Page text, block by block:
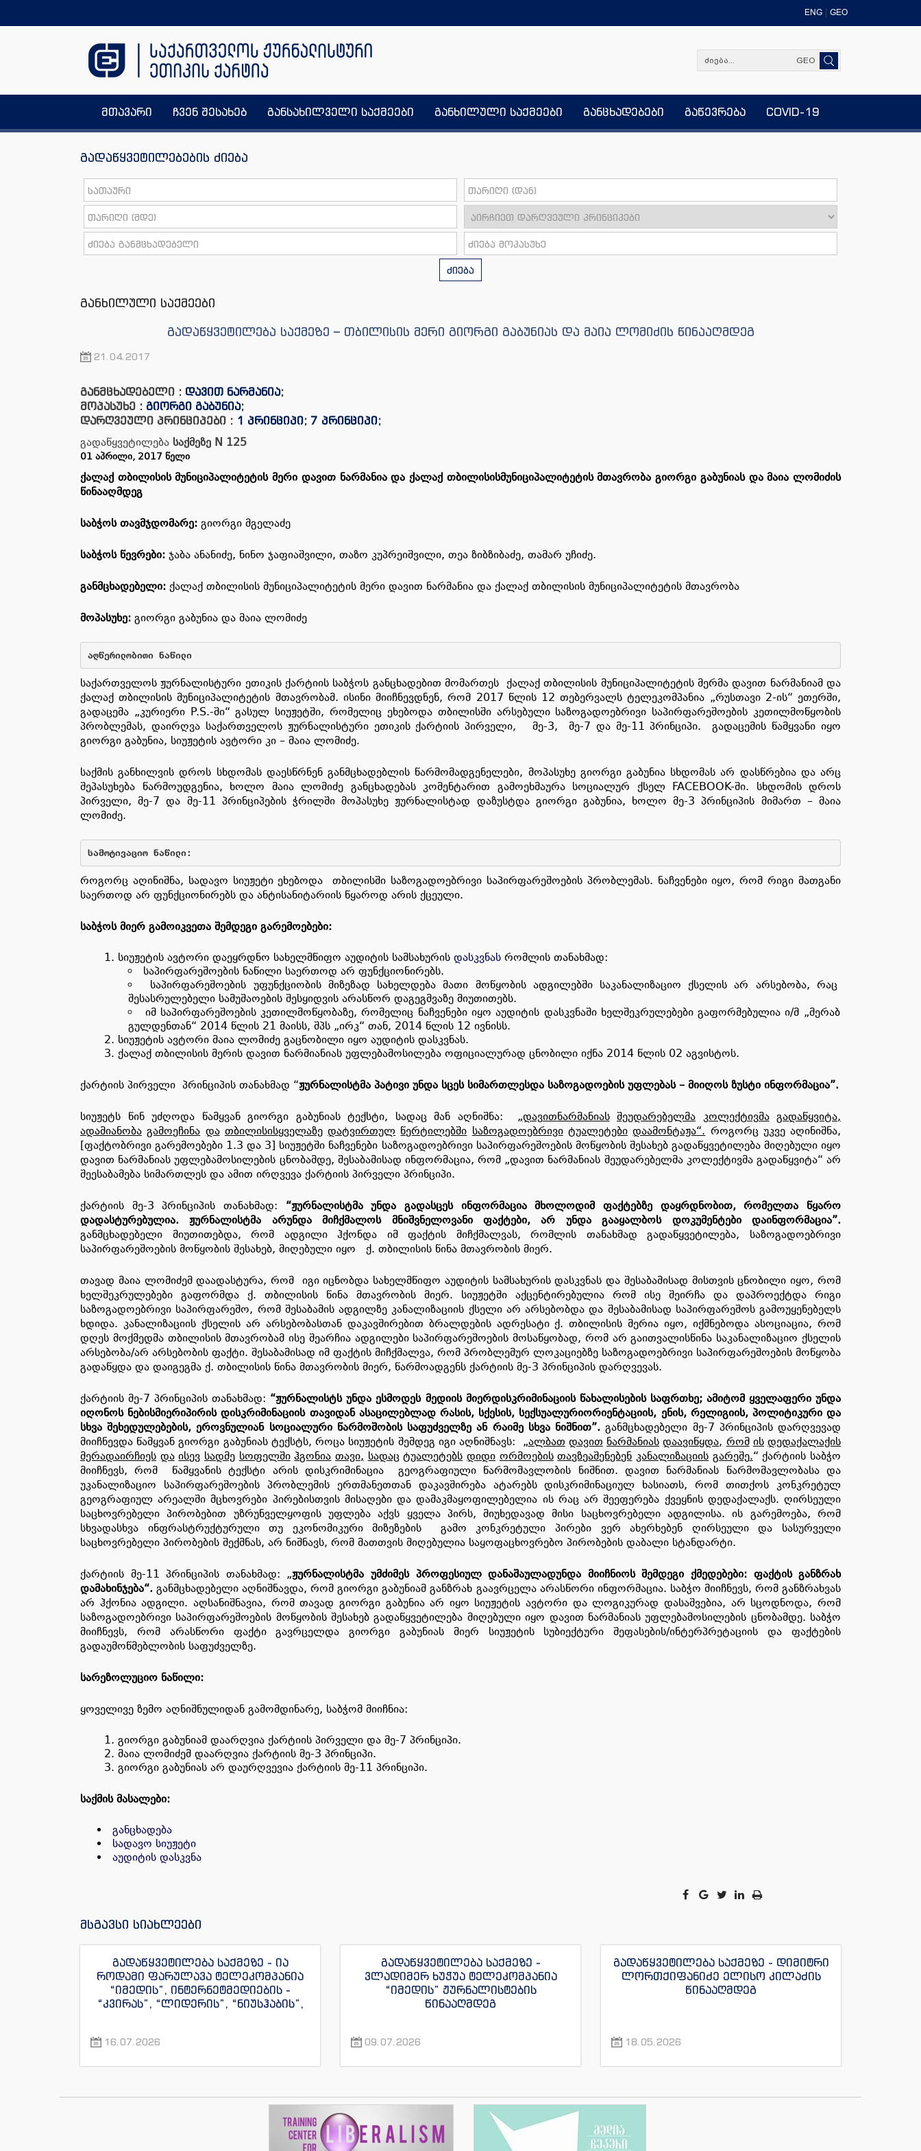
ENG GEO
GEO
მთავარი ჩვენ შესახებ განსახილველი საქმეები განხილული საქმეები განცხადებები გაწევრება COVID-19
გადაწყვეტილებების ძიება
ძიება
განხილული საქმეები
გადაწყვეტილება საქმეზე – თბილისის მერი გიორგი გაბუნიას და მაია ლომიძის წინააღმდეგ
21.04.2017
განმცხადებელი : დავით ნარმანია;
მოპასუხე : გიორგი გაბუნია;
დარღვეული პრინციპები : 1 პრინციპი; 7 პრინციპი;
გადაწყვეტილება საქმეზე N 125
01 ᲐᲞᲠᲘᲚᲘ, 2017 ᲬᲔᲚᲘ
ქალაქ თბილისის მუნიციპალიტეტის მერი დავით ნარმანია და ქალაქ თბილისისმუნიციპალიტეტის მთავრობა გიორგი გაბუნიას და მაია ლომიძის
წინააღმდეგ
საბჭოს თავმჯდომარე: გიორგი მგელაძე
საბჭოს წევრები: ჯაბა ანანიძე, ნინო ჯაფიაშვილი, თაზო კუპრეიშვილი, თეა ზიბზიბაძე, თამარ უჩიძე.
განმცხადებელი: ქალაქ თბილისის მუნიციპალიტეტის მერი დავით ნარმანია და ქალაქ თბილისის მუნიციპალიტეტის მთავრობა
მოპასუხე: გიორგი გაბუნია და მაია ლომიძე
აღწერილობითი ნაწილი
საქართველოს ჟურნალისტური ეთიკის ქარტიის საბჭოს განცხადებით მომართეს ქალაქ თბილისის მუნიციპალიტეტის მერმა დავით ნარმანიამ და
ქალაქ თბილისის მუნიციპალიტეტის მთავრობამ. ისინი მიიჩნევდნენ, რომ 2017 წლის 12 თებერვალს ტელეკომპანია „რუსთავი 2-ის“ ეთერში,
გადაცემა „კურიერი P.S.-ში“ გასულ სიუჟეტში, რომელიც ეხებოდა თბილისში არსებული საზოგადოებრივი საპირფარეშოების კეთილმოწყობის
პრობლემას, დაირღვა საქართველოს ჟურნალისტური ეთიკის ქარტიის პირველი, მე-3, მე-7 და მე-11 პრინციპი. გადაცემის წამყვანი იყო
გიორგი გაბუნია, სიუჟეტის ავტორი კი – მაია ლომიძე.
საქმის განხილვის დროს სხდომას დაესწრნენ განმცხადებლის წარმომადგენელები, მოპასუხე გიორგი გაბუნია სხდომას არ დასწრებია და არც
შეპასუხება წარმოუდგენია, ხოლო მაია ლომიძე განცხადებას კომენტარით გამოეხმაურა სოციალურ ქსელ FACEBOOK-ში. სხდომის დროს
პირველი, მე-7 და მე-11 პრინციპების ჭრილში მოპასუხე ჟურნალისტად დაზუსტდა გიორგი გაბუნია, ხოლო მე-3 პრინციპის მიმართ – მაია
ლომიძე.
სამოტივაციო ნაწილი:
როგორც აღინიშნა, სადავო სიუჟეტი ეხებოდა თბილისში საზოგადოებრივი საპირფარეშოების პრობლემას. ნაჩვენები იყო, რომ რიგი მათგანი
საერთოდ არ ფუნქციონირებს და ანტისანიტარიის წყაროდ არის ქცეული.
საბჭოს მიერ გამოიკვეთა შემდეგი გარემოებები:
სიუჟეტის ავტორი დაეყრდნო სახელმწიფო აუდიტის სამსახურის დასკვნას რომლის თანახმად:
საპირფარეშოების ნაწილი საერთოდ არ ფუნქციონირებს.
საპირფარეშოების უფუნქციობის მიზეზად სახელდება მათი მოწყობის ადგილებში საკანალიზაციო ქსელის არ არსებობა, რაც
შესასრულებელი სამუშაოების შესყიდვის არასწორ დაგეგმვაზე მიუთითებს.
იმ საპირფარეშოების კეთილმოწყობაზე, რომელიც ნაჩვენები იყო აუდიტის დასკვნაში ხელშეკრულებები გაფორმებულია ი/მ „მერაბ
გულდენთან“ 2014 წლის 21 მაისს, შპს „ირკ“ თან, 2014 წლის 12 ივნისს.
სიუჟეტის ავტორი მაია ლომიძე გაცნობილი იყო აუდიტის დასკვნას.
ქალაქ თბილისის მერის დავით ნარმიანიას უფლებამოსილება ოფიციალურად ცნობილი იქნა 2014 წლის 02 აგვისტოს.
ქარტიის პირველი პრინციპის თანახმად “ჟურნალისტმა პატივი უნდა სცეს სიმართლესდა საზოგადოების უფლებას – მიიღოს ზუსტი ინფორმაცია”.
სიუჟეტს წინ უძღოდა წამყვან გიორგი გაბუნიას ტექსტი, სადაც მან აღნიშნა: „დავითნარმანიას შეუდარებელმა კოლექტივმა გადაწყვიტა,
ადამიანობა გამოეჩინა და თბილისისყველაზე დატვირთულ წერტილებში საზოგადოებრივი ტუალეტები დაამონტაჟა“. როგორც უკვე აღინიშნა,
[ფაქტობრივი გარემოებები 1.3 და 3] სიუჟეტში ნაჩვენები საზოგადოებრივი საპირფარეშოების მოწყობის შესახებ გადაწყვეტილება მიღებული იყო
დავით ნარმანიას უფლებამოსილების ცნობამდე, შესაბამისად ინფორმაცია, რომ „დავით ნარმანიას შეუდარებელმა კოლექტივმა გადაწყვიტა“ არ
შეესაბამება სიმართლეს და ამით ირღვევა ქარტიის პირველი პრინციპი.
ქარტიის მე-3 პრინციპის თანახმად: “ჟურნალისტმა უნდა გადასცეს ინფორმაცია მხოლოდიმ ფაქტებზე დაყრდნობით, რომელთა
წყარო
დადასტურებულია. ჟურნალისტმა არუნდა მიჩქმალოს მნიშვნელოვანი ფაქტები, არ უნდა გააყალბოს დოკუმენტები დაინფორმაცია”.
განმცხადებელი მიუთითებდა, რომ ადგილი ჰქონდა იმ ფაქტის მიჩქმალვას, რომლის თანახმად გადაწყვეტილება, საზოგადოებრივი
საპირფარეშოების მოწყობის შესახებ, მიღებული იყო ქ. თბილისის წინა მთავრობის მიერ.
თავად მაია ლომიძემ დაადასტურა, რომ იგი იცნობდა სახელმწიფო აუდიტის სამსახურის დასკვნას და შესაბამისად მისთვის ცნობილი იყო, რომ
ხელშეკრულებები გაფორმდა ქ. თბილისის წინა მთავრობის მიერ. სიუჟეტში აქცენტირებულია რომ ისე შეირჩა და დაპროექტდა რიგი
საზოგადოებრივი საპირფარეშო, რომ შესაბამის ადგილზე კანალიზაციის ქსელი არ არსებობდა და შესაბამისად საპირფარეშოს გამოუყენებელს
ხდიდა. კანალიზაციის ქსელის არ არსებობასთან დაკავშირებით ბრალდების ადრესატი ქ. თბილისის მერია იყო, იქმნებოდა ასოციაცია, რომ
დღეს მოქმედმა თბილისის მთავრობამ ისე შეარჩია ადგილები საპირფარეშოების მოსაწყობად, რომ არ გაითვალისწინა საკანალიზაციო ქსელის
არსებობა/არ არსებობის ფაქტი. შესაბამისად იმ ფაქტის მიჩქმალვა, რომ პრობლემურ ლოკაციებზე საზოგადოებრივი საპირფარეშოების მოწყობა
გადაწყდა და დაიგეგმა ქ. თბილისის წინა მთავრობის მიერ, წარმოადგენს ქარტიის მე-3 პრინციპის დარღვევას.
ქარტიის მე-7 პრინციპის თანახმად: “ჟურნალისტს უნდა ესმოდეს მედიის მიერდისკრიმინაციის წახალისების საფრთხე; ამიტომ ყველაფერი უნდა
იღონოს ნებისმიერიპირის დისკრიმინაციის თავიდან ასაცილებლად რასის, სქესის, სექსუალურიორიენტაციის, ენის, რელიგიის, პოლიტიკური და
სხვა შეხედულებების, ეროვნულიან სოციალური წარმოშობის საფუძველზე ან რაიმე სხვა ნიშნით”. განმცხადებელი მე-7 პრინციპის დარღვევად
მიიჩნევდა წამყვან გიორგი გაბუნიას ტექსტს, როცა სიუჟეტის შემდეგ იგი აღნიშნავს:
„ალბათ დავით ნარმანიას დაავიწყდა, რომ ის დედაქალაქის
მერადაირჩიეს და ისევ სადმე სოფელში ჰგონია თავი, სადაც ტუალეტებს დიდი ორმოების თავზეაშენებენ კანალიზაციის გარეშე.“ ქარტიის საბჭო
მიიჩნევს, რომ წამყვანის ტექსტი არის დისკრიმინაცია გეოგრაფიული წარმომავლობის ნიშნით. დავით ნარმანიას წარმომავლობასა და
უკანალიზაციო საპირფარეშოების პრობლემის ერთმანეთთან დაკავშირება ატარებს დისკრიმინაციულ ხასიათს, რომ თითქოს კონკრეტულ
გეოგრაფიულ არეალში მცხოვრები პირებისთვის მისაღები და დამაკმაყოფილებელია ის რაც არ შეეფერება ქვეყნის დედაქალაქს. ღირსეული
საცხოვრებელი პირობებით უზრუნველყოფის უფლება აქვს ყველა პირს, მიუხედავად მისი საცხოვრებელი ადგილისა. ის გარემოება, რომ
სხვადასხვა ინფრასტრუქტურული თუ ეკონომიკური მიზეზების გამო კონკრეტული პირები ვერ ახერხებენ ღირსეული და სასურველი
საცხოვრებელი პირობების შექმნას, არ ნიშნავს, რომ მათთვის მიღებულია საყოფაცხოვრებო პირობების დაბალი სტანდარტი.
ქარტიის მე-11 პრინციპის თანახმად: „ჟურნალისტმა უმძიმეს პროფესიულ დანაშაულადუნდა მიიჩნიოს შემდეგი ქმედებები: ფაქტის განზრახ
დამახინჯება“. განმცხადებელი აღნიშნავდა, რომ გიორგი გაბუნიამ განზრახ გაავრცელა არასწორი ინფორმაცია. საბჭო მიიჩნევს, რომ განზრახვას
არ ჰქონია ადგილი. აღსანიშნავია, რომ თავად გიორგი გაბუნია არ იყო სიუჟეტის ავტორი და ლოგიკურად დასაშვებია, არ სცოდნოდა, რომ
საზოგადოებრივი საპირფარეშოების მოწყობის შესახებ გადაწყვეტილება მიღებული იყო დავით ნარმანიას უფლებამოსილების ცნობამდე. საბჭო
მიიჩნევს, რომ არასწორი ფაქტი გავრცელდა გიორგი გაბუნიას მიერ სიუჟეტის სუბიექტური შეფასების/ინტერპრეტაციის და ფაქტების
გადაუმოწმებლობის საფუძველზე.
სარეზოლუციო ნაწილი:
ყოველივე ზემო აღნიშნულიდან გამომდინარე, საბჭომ მიიჩნია:
გიორგი გაბუნიამ დაარღვია ქარტიის პირველი და მე-7 პრინციპი.
მაია ლომიძემ დაარღვია ქარტიის მე-3 პრინციპი.
გიორგი გაბუნიას არ დაურღვევია ქარტიის მე-11 პრინციპი.
საქმის მასალები:
განცხადება
სადავო სიუჟეტი
აუდიტის დასკვნა
მსგავსი სიახლეები
გადაწყვეტილება საქმეზე - ია
როდამი ფარულავა ტელეკომპანია
“იმედის”, ინტერნეტმედიების -
“კვირას”, “ლიდერის”, “ნიუსჰაბის”,
და “ექსკლუზივტივის”
16.07.2026
გადაწყვეტილება საქმეზე -
ვლადიმერ ხუჭუა ტელეკომპანია
“იმედის” ჟურნალისტების
წინააღმდეგ
09.07.2026
გადაწყვეტილება საქმეზე - დიმიტრი
ლორთქიფანიძე ელისო კილაძის
წინააღმდეგ
18.05.2026